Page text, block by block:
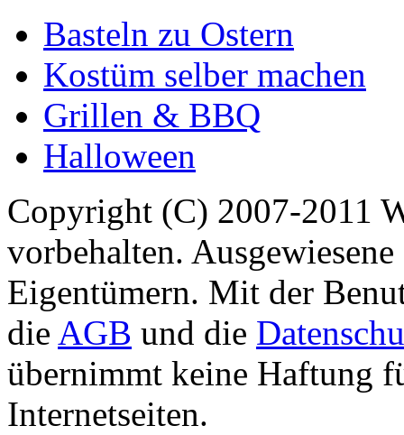
Basteln zu Ostern
Kostüm selber machen
Grillen & BBQ
Halloween
Copyright (C) 2007-2011
vorbehalten.
Eigentümern. Mit der
die AGB und die
übernimmt keine Haftung
Internetseiten.